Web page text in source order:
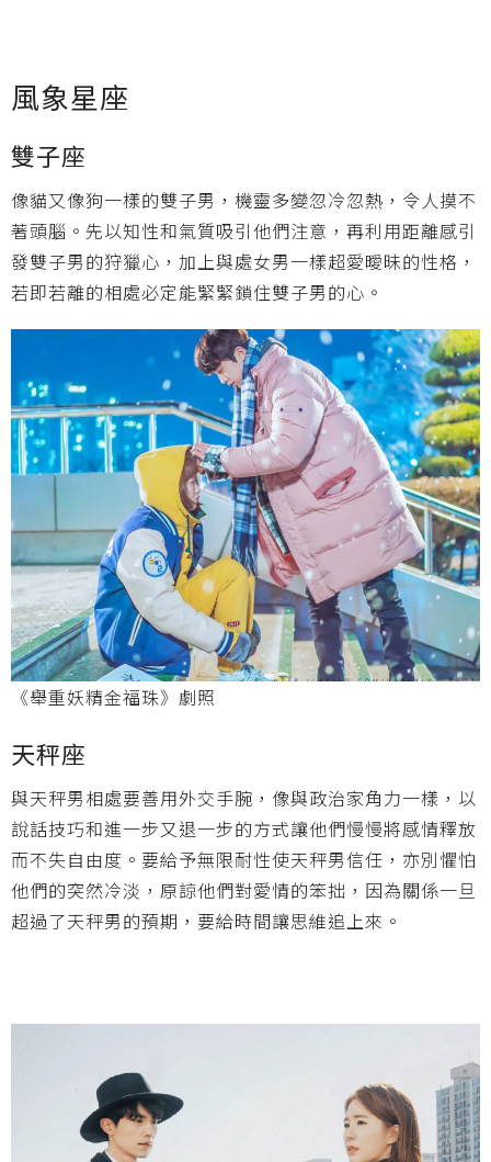
風象星座
雙子座
像貓又像狗一樣的雙子男，機靈多變忽冷忽熱，令人摸不
著頭腦。先以知性和氣質吸引他們注意，再利用距離感引
發雙子男的狩獵心，加上與處女男一樣超愛曖昧的性格，
若即若離的相處必定能緊緊鎖住雙子男的心。
《舉重妖精金福珠》劇照
天秤座
與天秤男相處要善用外交手腕，像與政治家角力一樣，以
說話技巧和進一步又退一步的方式讓他們慢慢將感情釋放
而不失自由度。要給予無限耐性使天秤男信任，亦別懼怕
他們的突然冷淡，原諒他們對愛情的笨拙，因為關係一旦
超過了天秤男的預期，要給時間讓思維追上來。